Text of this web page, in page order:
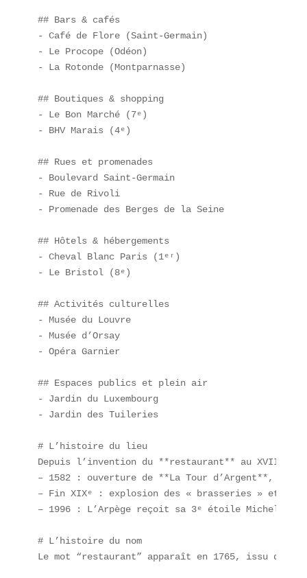
## Bars & cafés
- Café de Flore (Saint-Germain)
- Le Procope (Odéon)
- La Rotonde (Montparnasse)
## Boutiques & shopping
- Le Bon Marché (7ᵉ)
- BHV Marais (4ᵉ)
## Rues et promenades
- Boulevard Saint-Germain
- Rue de Rivoli
- Promenade des Berges de la Seine
## Hôtels & hébergements
- Cheval Blanc Paris (1ᵉʳ)
- Le Bristol (8ᵉ)
## Activités culturelles
- Musée du Louvre
- Musée d’Orsay
- Opéra Garnier
## Espaces publics et plein air
- Jardin du Luxembourg
- Jardin des Tuileries
# L’histoire du lieu
Depuis l’invention du **restaurant** au XVIIIᵉ
– 1582 : ouverture de **La Tour d’Argent**,
– Fin XIXᵉ : explosion des « brasseries » et
– 1996 : L’Arpège reçoit sa 3ᵉ étoile Michelin,
# L’histoire du nom
Le mot “restaurant” apparaît en 1765, issu du